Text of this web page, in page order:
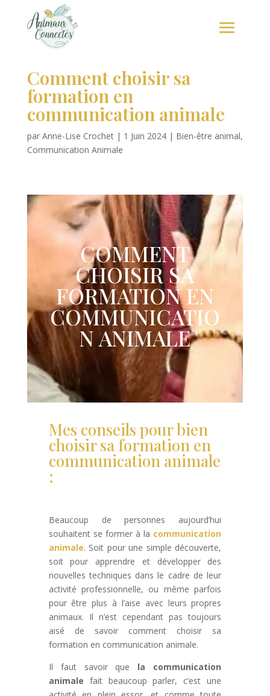
Comment choisir sa
formation en
communication animale
par Anne-Lise Crochet| 1 Juin 2024| Bien-être animal,
Communication Animale
COMMENT
CHOISIR SA
FORMATION EN
COMMUNICATIO
N ANIMALE
Mes conseils pour bien
choisir sa formation en
communication animale
:
Beaucoup de personnes aujourd’hui
souhaitent se former à la communication
animale. Soit pour une simple découverte,
soit pour apprendre et développer des
nouvelles techniques dans le cadre de leur
activité professionnelle, ou même parfois
pour être plus à l’aise avec leurs propres
animaux. Il n’est cependant pas toujours
aisé de savoir comment choisir sa
formation en communication animale.
Il faut savoir que la communication
animale fait beaucoup parler, c’est une